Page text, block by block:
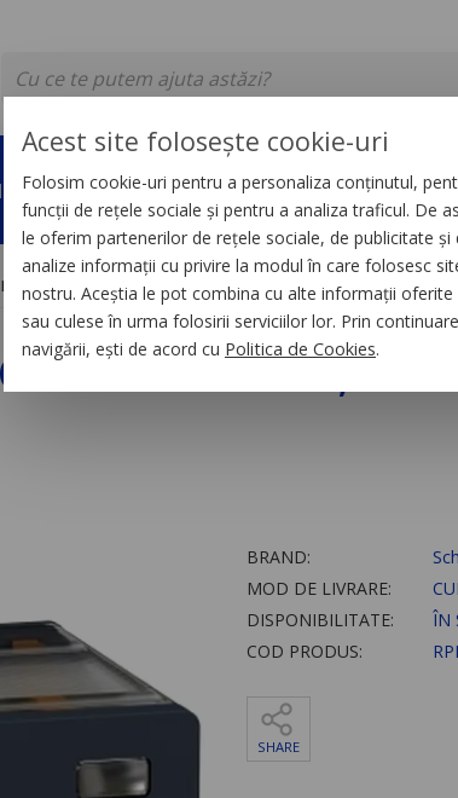
DE STOC SERVICII DEVINO
industrial Relee
debrosabil,
BRAND:
MOD DE LIVRARE:
DISPONIBILITATE:
ÎN
COD PRODUS:
SHARE
Acest site folosește cookie-uri
Folosim cookie-uri pentru a personaliza conținutul,
funcții de rețele sociale și pentru a analiza traficul. De
le oferim partenerilor de rețele sociale, de publicitate și
analize informații cu privire la modul în care folosesc
nostru. Aceștia le pot combina cu alte informații oferite
sau culese în urma folosirii serviciilor lor. Prin
navigării, ești de acord cu Politica de Cookies.